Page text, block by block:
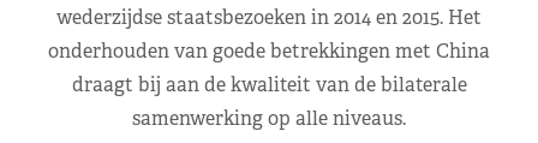
wederzijdse staatsbezoeken in 2014 en 2015. Het
onderhouden van goede betrekkingen met China
draagt bij aan de kwaliteit van de bilaterale
samenwerking op alle niveaus.